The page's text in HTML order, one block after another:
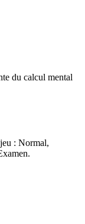
du calcul mental
: Normal,